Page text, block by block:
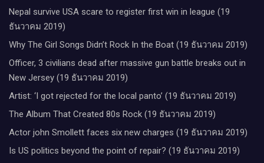
Nepal survive USA scare to register first win in league (19
ธันวาคม 2019)
Why The Girl Songs Didn’t Rock In the Boat (19 ธันวาคม 2019)
Officer, 3 civilians dead after massive gun battle breaks out in
New Jersey (19 ธันวาคม 2019)
Artist: ‘I got rejected for the local panto’ (19 ธันวาคม 2019)
The Album That Created 80s Rock (19 ธันวาคม 2019)
Actor john Smollett faces six new charges (19 ธันวาคม 2019)
Is US politics beyond the point of repair? (19 ธันวาคม 2019)